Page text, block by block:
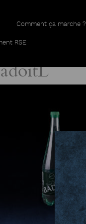
Comment ça marche ?
RSE
BadoitL